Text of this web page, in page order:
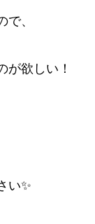
、
が欲しい！
い✨